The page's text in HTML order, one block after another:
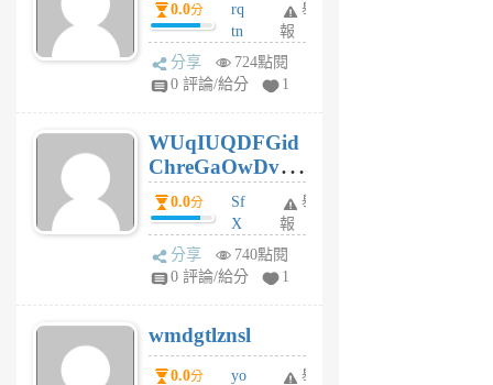
0.0分
rq
tn
jt
gl
個
月
前
舉
報
分享
724點閱
0 評論/給分
1
WUqIUQDFGid
ChreGaOwDv
dY0.0分
Sf
X
Pe
Jc
R
P
m
舉
報
分享
740點閱
0 評論/給分
1
wmdgtlznsl
0.0分 yo 舉